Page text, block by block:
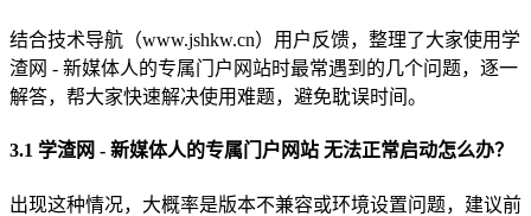
结合技术导航（www.jshkw.cn）用户反馈，整理了大家使用学
渣网 - 新媒体人的专属门户网站时最常遇到的几个问题，逐一
解答，帮大家快速解决使用难题，避免耽误时间。
3.1 学渣网 - 新媒体人的专属门户网站 无法正常启动怎么办？
出现这种情况，大概率是版本不兼容或环境设置问题，建议前